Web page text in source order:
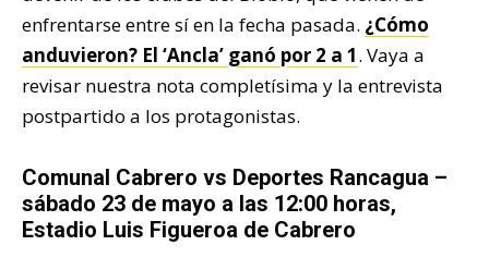
enfrentarse entre sí en la fecha pasada. ¿Cómo
anduvieron? El ‘Ancla’ ganó por 2 a 1. Vaya a
revisar nuestra nota completísima y la entrevista
postpartido a los protagonistas.
Comunal Cabrero vs Deportes Rancagua –
sábado 23 de mayo a las 12:00 horas,
Estadio Luis Figueroa de Cabrero